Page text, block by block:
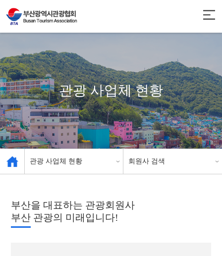
관광 사업체 현황
관광 사업체 현황
관광 사업체 현황
회원사 검색
부산을 대표하는 관광회원사
부산 관광의 미래 입니다!